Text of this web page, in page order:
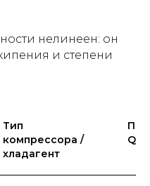
нелинеен: он
и степени
Тип
компрессора /
хладагент
Qo